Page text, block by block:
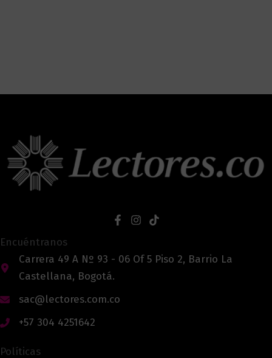
Encuéntranos
Carrera 49 A Nº 93 - 06 Of 5 Piso 2, Barrio La
Castellana, Bogotá.
sac@lectores.com.co
+57 304 4251642
Políticas